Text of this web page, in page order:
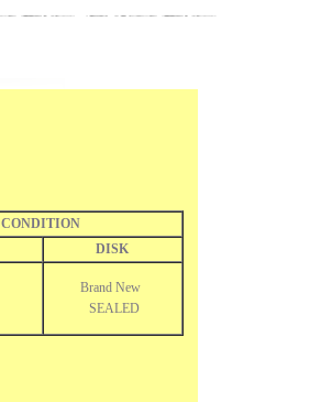
CONDITION
DISK
Brand New
SEALED